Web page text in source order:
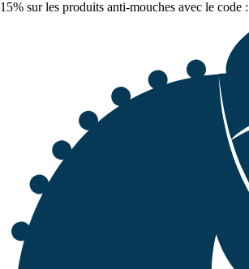
15% sur les produits anti-mouches avec le code :